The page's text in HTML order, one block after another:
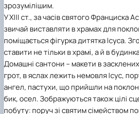
зрозумілішим.
У XIII ст., за часів святого Франциска
звичай виставляти в храмах для
поміщається фігурка дитятка Ісуса.
ставити не тільки в храмі, а й в
Домашні сантони – макети в
грот, в яслах лежить немовля Ісус,
ангел, пастухи, що прийшли на
бик, осел. Зображуються також цілі
побуту: поруч зі святим сімейством